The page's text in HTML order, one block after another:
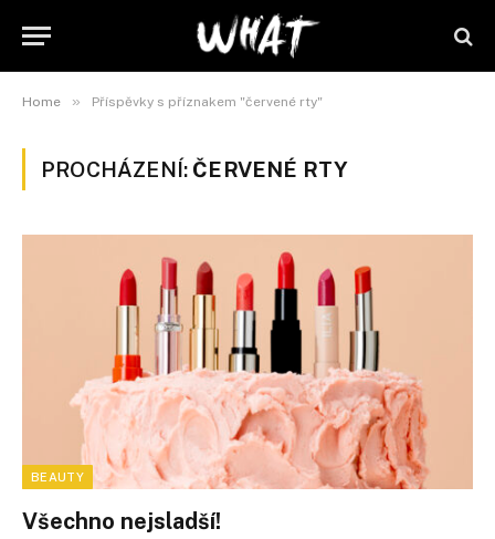
Home » Příspěvky s příznakem "červené rty"
PROCHÁZENÍ: ČERVENÉ RTY
BEAUTY
Všechno nejsladší!